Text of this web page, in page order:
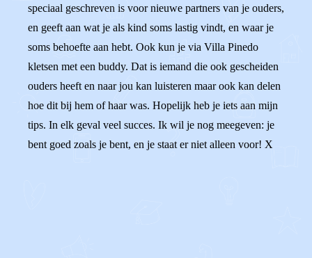
speciaal geschreven is voor nieuwe partners van je ouders,
en geeft aan wat je als kind soms lastig vindt, en waar je
soms behoefte aan hebt. Ook kun je via Villa Pinedo
kletsen met een buddy. Dat is iemand die ook gescheiden
ouders heeft en naar jou kan luisteren maar ook kan delen
hoe dit bij hem of haar was. Hopelijk heb je iets aan mijn
tips. In elk geval veel succes. Ik wil je nog meegeven: je
bent goed zoals je bent, en je staat er niet alleen voor! X